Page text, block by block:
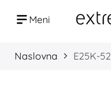
Preskoči na sadržaj
Meni
Naslovna E25K-